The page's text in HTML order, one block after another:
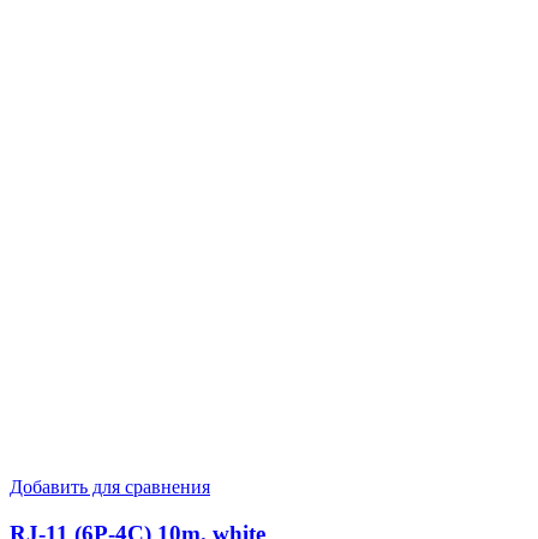
Добавить для сравнения
RJ-11 (6P-4C) 10m. white